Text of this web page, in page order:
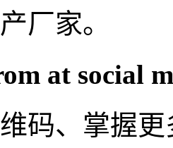
厂家。
at social
码、掌握